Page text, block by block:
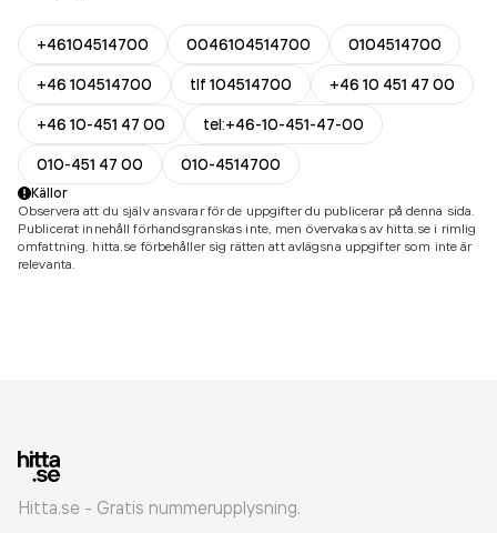
+46104514700 0046104514700
0104514700
+46 104514700
tlf 104514700
+46 10 451 47 00
+46 10-451 47 00
tel:+46-10-451-47-00
010-451 47 00
010-4514700
Källor
Observera att du själv ansvarar för de uppgifter du publicerar på denna sida.
Publicerat innehåll förhandsgranskas inte, men övervakas av hitta.se i rimlig
omfattning. hitta.se förbehåller sig rätten att avlägsna uppgifter som inte är
relevanta.
Hitta.se - Gratis nummerupplysning.